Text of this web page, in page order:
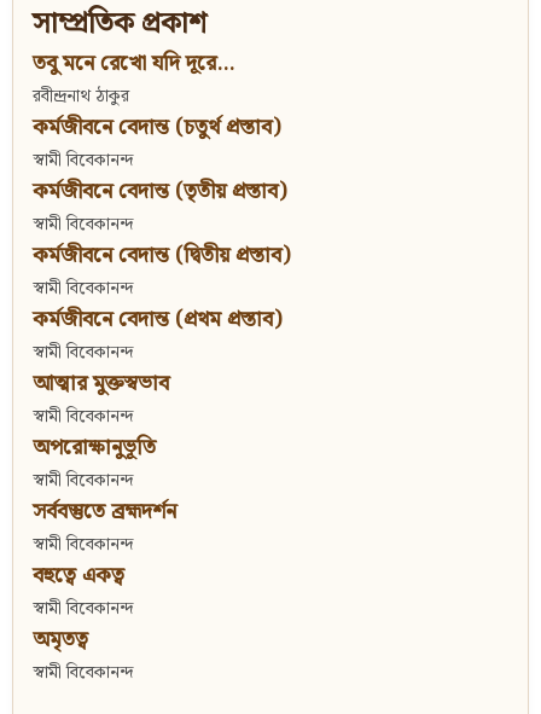
সাম্প্রতিক প্রকাশ
তবু মনে রেখো যদি দূরে...
রবীন্দ্রনাথ ঠাকুর
কর্মজীবনে বেদান্ত (চতুর্থ প্রস্তাব)
স্বামী বিবেকানন্দ
কর্মজীবনে বেদান্ত (তৃতীয় প্রস্তাব)
স্বামী বিবেকানন্দ
কর্মজীবনে বেদান্ত (দ্বিতীয় প্রস্তাব)
স্বামী বিবেকানন্দ
কর্মজীবনে বেদান্ত (প্রথম প্রস্তাব)
স্বামী বিবেকানন্দ
আত্মার মুক্তস্বভাব
স্বামী বিবেকানন্দ
অপরোক্ষানুভূতি
স্বামী বিবেকানন্দ
সর্ববস্তুতে ব্রহ্মদর্শন
স্বামী বিবেকানন্দ
বহুত্বে একত্ব
স্বামী বিবেকানন্দ
অমৃতত্ব
স্বামী বিবেকানন্দ